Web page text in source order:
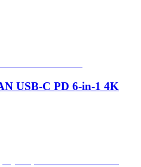
USB-C PD 6-in-1 4K